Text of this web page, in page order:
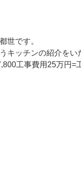
世です。
キッチンの紹介をい
工事費用25万円=